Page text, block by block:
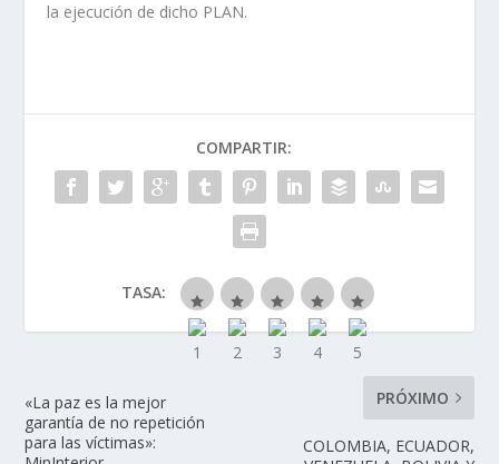
la ejecución de dicho PLAN.
COMPARTIR:
TASA:
«La paz es la mejor
garantía de no repetición
para las víctimas»:
PRÓXIMO
COLOMBIA, ECUADOR,